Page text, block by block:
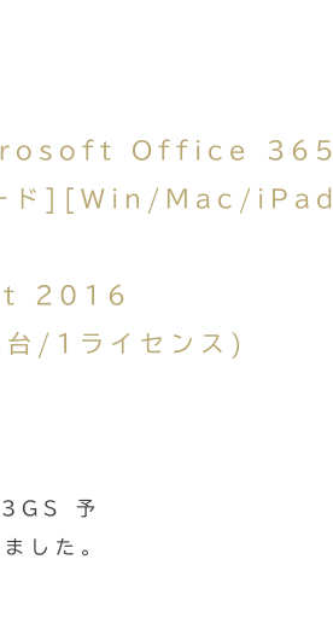
Office 365
ード][Win/Mac/iPad
2016
/1ライセンス)
予
した。